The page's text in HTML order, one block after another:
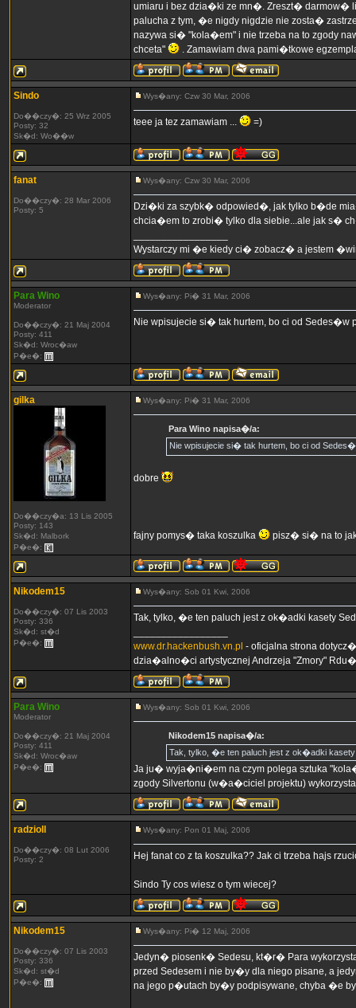
umiaru i bez dzia�ki ze mn�. Zreszt� darmow�
palucha z tym, �e nigdy nigdzie nie zosta�
nazywa si� "kola�em" i nie trzeba na to zgody
chceta"
. Zamawiam dwa pami�tkowe
Sindo
Do��czy�: 25 Wrz 2005
Posty: 32
Sk�d: Wo��w
Wys�any: Czw 30 Mar, 2006
teee ja tez zamawiam ... =)
fanat
Do��czy�: 28 Mar 2006
Posty: 5
Wys�any: Czw 30 Mar, 2006
Dzi�ki za szybk� odpowied�, jak tylko b�de
chcia�em to zrobi� tylko dla siebie...ale jak s�
Wystarczy mi �e kiedy ci� zobacz� a jestem
Para Wino
Moderator
Do��czy�: 21 Maj 2004
Posty: 411
Sk�d: Wroc�aw
P�e�:
Wys�any: Pi� 31 Mar, 2006
Nie wpisujecie si� tak hurtem, bo ci od
gilka
Do��czy�a: 13 Lis 2005
Posty: 143
Sk�d: Malbork
P�e�:
Wys�any: Pi� 31 Mar, 2006
Para Wino napisa�/a:
Nie wpisujecie si� tak hurtem, bo ci od
dobre
fajny pomys� taka koszulka pisz� si� na to
Nikodem15
Do��czy�: 07 Lis 2003
Posty: 336
Sk�d: st�d
P�e�:
Wys�any: Sob 01 Kwi, 2006
Tak, tylko, �e ten paluch jest z ok�adki kasety
www.dr.hackenbush.vn.pl - oficjalna strona
dzia�alno�ci artystycznej Andrzeja "Zmory"
Para Wino
Moderator
Do��czy�: 21 Maj 2004
Posty: 411
Sk�d: Wroc�aw
P�e�:
Wys�any: Sob 01 Kwi, 2006
Nikodem15 napisa�/a:
Tak, tylko, �e ten paluch jest z ok�adki kasety
Ja ju� wyja�ni�em na czym polega sztuka
zgody Silvertonu (w�a�ciciel projektu)
radzioll
Do��czy�: 08 Lut 2006
Posty: 2
Wys�any: Pon 01 Maj, 2006
Hej fanat co z ta koszulka?? Jak ci trzeba hajs
Sindo Ty cos wiesz o tym wiecej?
Nikodem15
Do��czy�: 07 Lis 2003
Posty: 336
Sk�d: st�d
P�e�:
Wys�any: Pi� 12 Maj, 2006
Jedyn� piosenk� Sedesu, kt�r� Para
przed Sedesem i nie by�y dla niego pisane, a
na jego p�utach by�y podpisywane, chyba �e